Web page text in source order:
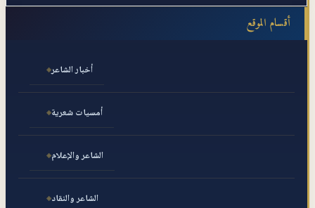
أقسام الموقع
أخبار الشاعر
أمسيات شعرية
الشاعر والإعلام
الشاعر والنقاد